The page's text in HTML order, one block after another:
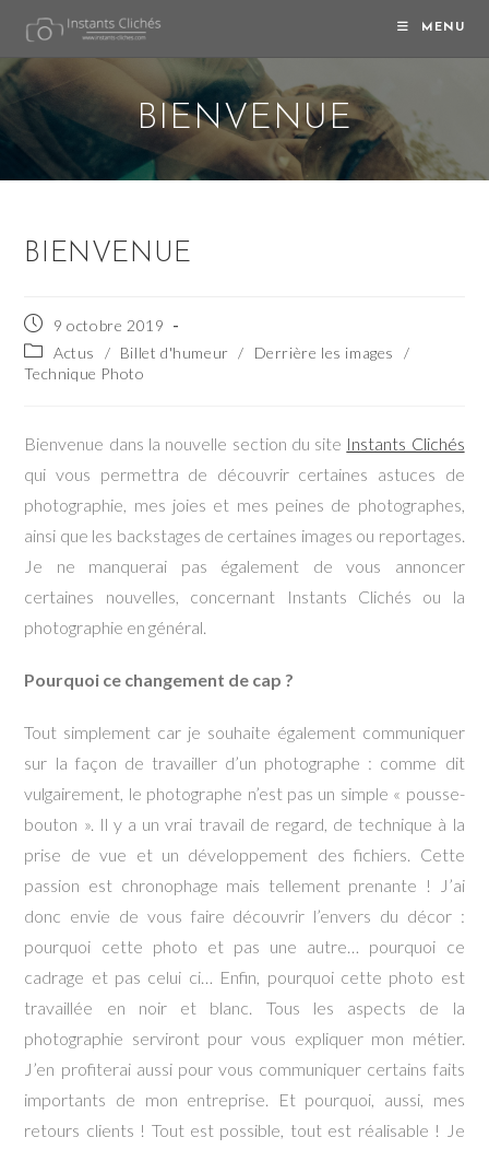
content
MENU
BIENVENUE
BIENVENUE
Publication
publiée :
9 octobre 2019
Post
category:
Actus / Billet d'humeur / Derrière les images
/
Technique Photo
Bienvenue dans la nouvelle section du site Instants Clichés
qui vous permettra de découvrir certaines astuces de
photographie, mes joies et mes peines de photographes,
ainsi que les backstages de certaines images ou reportages.
Je ne manquerai pas également de vous annoncer
certaines nouvelles, concernant Instants Clichés ou la
photographie en général.
Pourquoi ce changement de cap ?
Tout simplement car je souhaite également communiquer
sur la façon de travailler d’un photographe : comme dit
vulgairement, le photographe n’est pas un simple « pousse-
bouton ». Il y a un vrai travail de regard, de technique à la
prise de vue et un développement des fichiers. Cette
passion est chronophage mais tellement prenante ! J’ai
donc envie de vous faire découvrir l’envers du décor :
pourquoi cette photo et pas une autre… pourquoi ce
cadrage et pas celui ci… Enfin, pourquoi cette photo est
travaillée en noir et blanc. Tous les aspects de la
photographie serviront pour vous expliquer mon métier.
J’en profiterai aussi pour vous communiquer certains faits
importants de mon entreprise. Et pourquoi, aussi, mes
retours clients ! Tout est possible, tout est réalisable ! Je